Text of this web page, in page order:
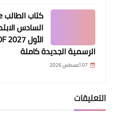
السادس
الرسمية الجديدة كاملة
07 أغسطس 2026
التعليقات